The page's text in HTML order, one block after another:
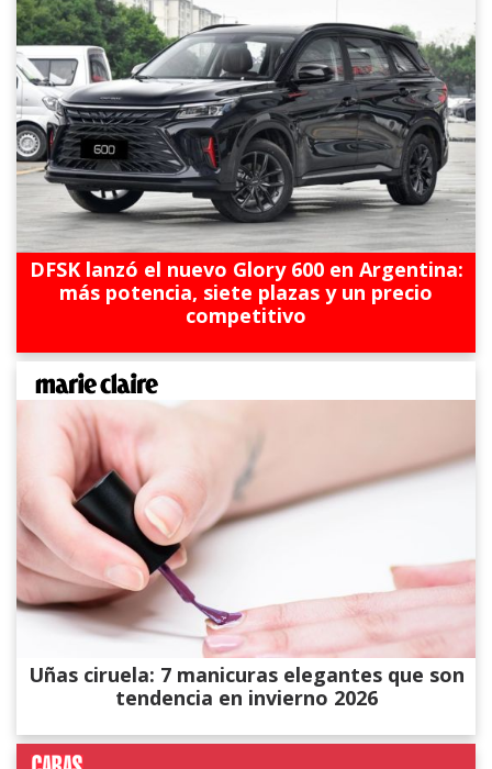
DFSK lanzó el nuevo Glory 600 en Argentina:
más potencia, siete plazas y un precio
competitivo
Uñas ciruela: 7 manicuras elegantes que son
tendencia en invierno 2026